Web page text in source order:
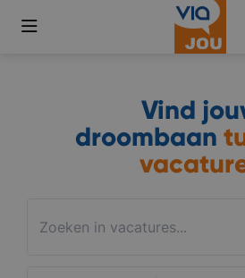
Vind
droombaan